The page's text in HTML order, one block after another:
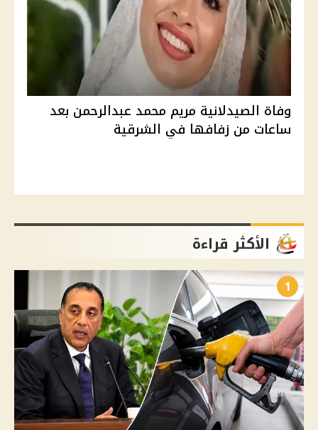
وفاة الصيدلانية مريم محمد عبدالرحمن بعد
ساعات من زفافها في الشرقية
الأكثر قراءة
1